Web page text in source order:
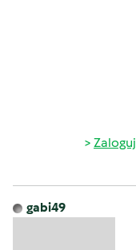
Zaloguj
gabi49